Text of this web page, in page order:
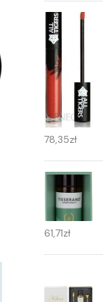
78,35zł
61,71zł